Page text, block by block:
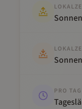
PRO TAG